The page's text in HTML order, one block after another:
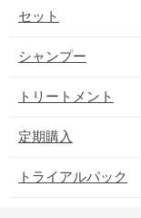
セット
シャンプー
トリートメント
定期購入
トライアルパック